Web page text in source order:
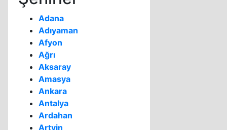
Adana
Adıyaman
Afyon
Ağrı
Aksaray
Amasya
Ankara
Antalya
Ardahan
Artvin